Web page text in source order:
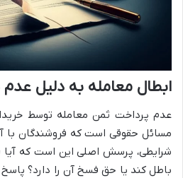
ابطال معامله به دلیل
عدم پرداخت ثمن معامله توسط
مسائل حقوقی است که فروشندگان با
شرایطی، پرسش اصلی این است که آیا
باطل کند یا حق فسخ آن را دارد؟